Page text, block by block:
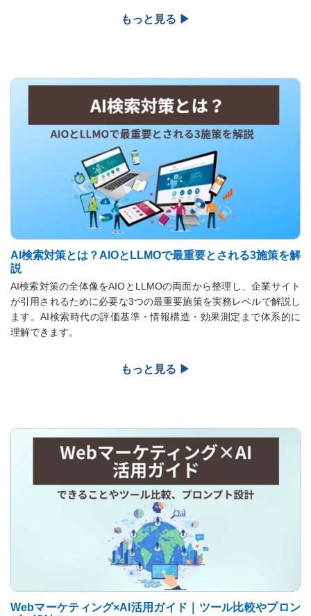
AI検索対策とは？AIOとLLMOで最重要とされる3施策を解
説
AI検索対策の全体像をAIOとLLMOの両面から整理し、企業サイト
が引用されるために必要な3つの最重要施策を実務レベルで解説し
ます。AI検索時代の評価基準・情報構造・効果測定まで体系的に
理解できます。
Webマーケティング×AI活用ガイド｜ツール比較やプロン